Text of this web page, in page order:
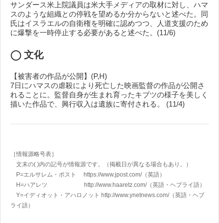
サンダース米上院議員は米大手メディアの取材に対し、ハマ
スのような組織との停戦を望めるか分からないと述べた。同
氏はイスラエルの自衛権を明確に認めつつ、人道支援のため
に爆撃を一時停止する必要があると述べた。(11/6)
◯ 文化
【被害者の作品が公開】(P,H)
7日にハマスの虐殺により死亡した映画監督の作品が公開さ
れることに。監督自身が生まれ育ったキブツの様子を美しく
描いた作品で、興行収入は遺族に寄付される。 (11/4)
［情報源略号表］
文末の( )内の記号が情報源です。（掲載日が異なる場合もあり。）
P=エルサレム・ポスト https://www.jpost.com/（英語）
H=ハアレツ http://www.haaretz.com/（英語・ヘブライ語）
Y=イディオット・アハロノット http://www.ynetnews.com/（英語・ヘブ
ライ語）